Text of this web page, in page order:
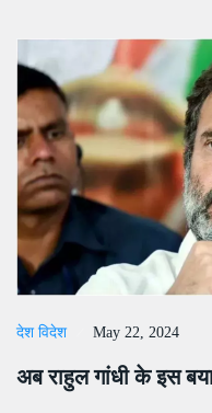
देश विदेश May 22, 2024
अब राहुल गांधी के इस